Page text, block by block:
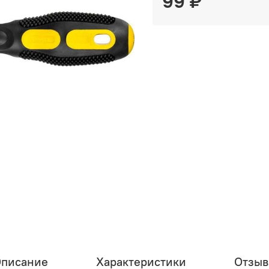
Характеристики